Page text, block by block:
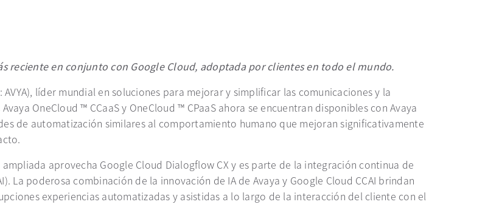
reciente en conjunto con Google Cloud, adoptada por clientes en todo el mundo.
AVYA), líder mundial en soluciones para mejorar y simplificar las comunicaciones y la
OneCloud ™ CCaaS y OneCloud ™ CPaaS ahora se encuentran disponibles con Avaya
de automatización similares al comportamiento humano que mejoran significativamente
aprovecha Google Cloud Dialogflow CX y es parte de la integración continua de
La poderosa combinación de la innovación de IA de Avaya y Google Cloud CCAI brindan
experiencias automatizadas y asistidas a lo largo de la interacción del cliente con el